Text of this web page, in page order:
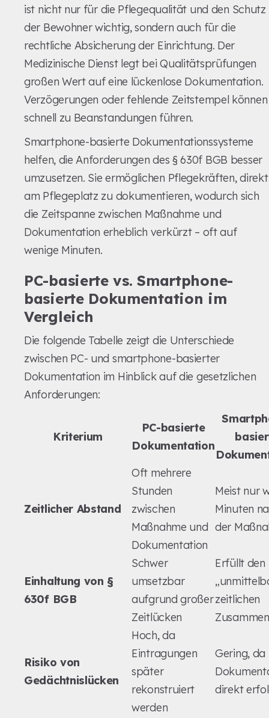
ist nicht nur für die Pflegequalität und den Schutz
der Bewohner wichtig, sondern auch für die
rechtliche Absicherung der Einrichtung. Der
Medizinische Dienst legt bei Qualitätsprüfungen
großen Wert auf eine lückenlose Dokumentation.
Verzögerungen oder fehlende Zeitstempel können
schnell zu Beanstandungen führen.
Smartphone-basierte Dokumentationssysteme
helfen, die Anforderungen des § 630f BGB besser
umzusetzen. Sie ermöglichen Pflegekräften, direkt
am Pflegeplatz zu dokumentieren, wodurch sich
die Zeitspanne zwischen Maßnahme und
Dokumentation erheblich verkürzt – oft auf
wenige Minuten.
PC-basierte vs. Smartphone-
basierte Dokumentation im
Vergleich
Die folgende Tabelle zeigt die Unterschiede
zwischen PC- und smartphone-basierter
Dokumentation im Hinblick auf die gesetzlichen
Anforderungen:
Kriterium
PC-basierte
Dokumentation
Zeitlicher Abstand
Oft mehrere
Stunden
zwischen
Maßnahme und
Dokumentation
Meist nur
Minuten
der
Einhaltung von §
630f BGB
Schwer
umsetzbar
aufgrund großer
Zeitlücken
Erfüllt den
zeitlichen
Risiko von
Gedächtnislücken
Hoch, da
Eintragungen
später
rekonstruiert
werden
Gering, da
direkt